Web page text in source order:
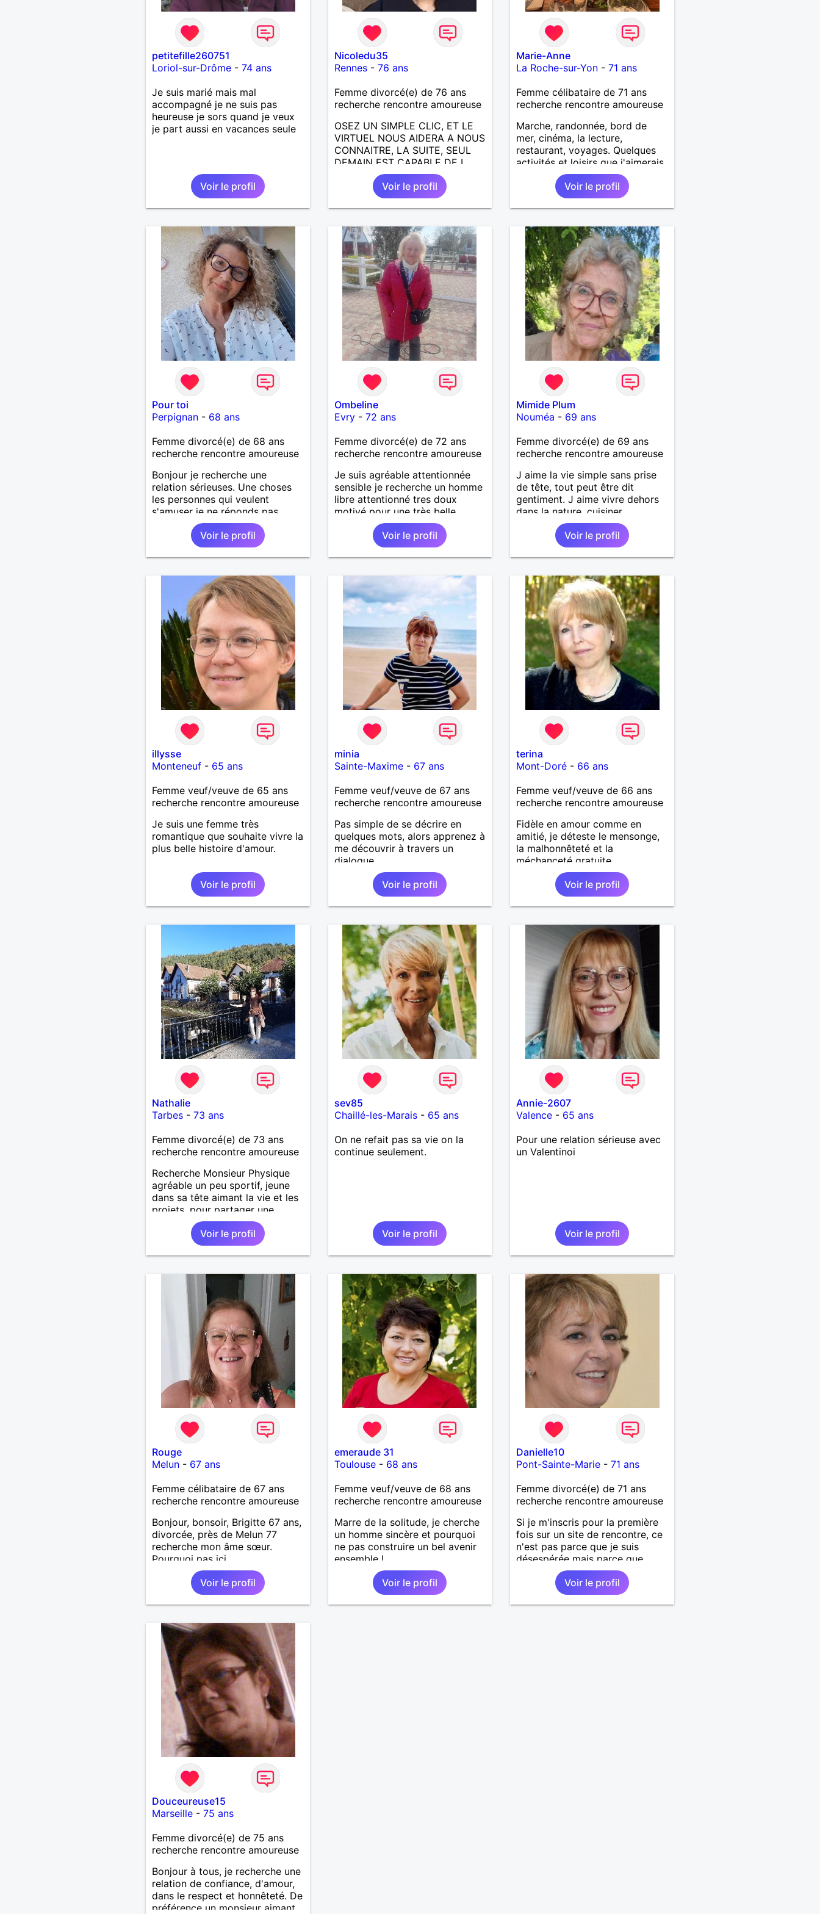
petitefille260751
Loriol-sur-Drôme- 74 ans
Je suis marié mais mal
accompagné je ne suis pas
heureuse je sors quand je veux
je part aussi en vacances seule
Voir le profil
Nicoledu35
Rennes- 76 ans
Femme divorcé(e) de 76 ans
recherche rencontre amoureuse
OSEZ UN SIMPLE CLIC, ET LE
VIRTUEL NOUS AIDERA A NOUS
CONNAITRE, LA SUITE, SEUL
DEMAIN EST CAPABLE DE L
ECRIRE; J AIMERAIS
RENCONTRER, LA COMPLICITE,
LE PARTAGE DES BELLES
CHOSES DE LA VIE : BALADES,
AILLEURS. ETRE A L ECOUTE
DE L AUTRE, ET LA VIE SERA
PLUS BELLE
ENCORE.....................
Voir le profil
Marie-Anne
La Roche-sur-Yon -71 ans
Femme célibataire de 71 ans
recherche rencontre amoureuse
Marche, randonnée, bord de
mer, cinéma, la lecture,
restaurant, voyages. Quelques
activités et loisirs que j'aimerais
partager ainsi que les vôtres.
Recevoir mes enfants, mes
petits-enfants et mes amis.
Bénévolat auprès des enfants à
indépendant... Se rencontrer,
être à l’écoute, échanger avec
une personne de confiance,
pour une vie de partage, de
tendresse. Les voyages et où
randonnées en France ou à
l'étranger à deux en dehors des
sentiers battus me raviraient. Je
m'engage à répondre à votre
message. Au plaisir de vous lire.
Voir le profil
Pour toi
Perpignan- 68 ans
Femme divorcé(e) de 68 ans
recherche rencontre amoureuse
Bonjour je recherche une
relation sérieuses. Une choses
les personnes qui veulent
s'amuser je ne réponds pas....
Voir le profil
Ombeline
Evry- 72 ans
Femme divorcé(e) de 72 ans
recherche rencontre amoureuse
Je suis agréable attentionnée
sensible je recherche un homme
libre attentionné tres doux
motivé pour une très belle
longue histoire sérieuse et
Voir le profil
Mimide Plum
Nouméa - 69 ans
Femme divorcé(e) de 69 ans
recherche rencontre amoureuse
J aime la vie simple sans prise
de tête, tout peut être dit
gentiment. J aime vivre dehors
dans la nature, cuisiner,
randonner, camper, voyager,
découvrir, comprendre des
nouveaux trucs techniques et
sur la vie des êtres vivants. J
bois pratiquement pas d alcool,
je fume rarement, je ris souvent.
Je cherche un vrai amoureux
pour continuer à profiter de la
vie mais à deux. Je peux tout
faire toute seule, mais j en ai
marre je veux partagé et rigoler
Voir le profil
illysse
Monteneuf- 65 ans
Femme veuf/veuve de 65 ans
recherche rencontre amoureuse
Je suis une femme très
romantique que souhaite vivre la
plus belle histoire d'amour.
Voir le profil
minia
Sainte-Maxime- 67 ans
Femme veuf/veuve de 67 ans
recherche rencontre amoureuse
Pas simple de se décrire en
quelques mots, alors apprenez à
me découvrir à travers un
dialogue.
Voir le profil
terina
Mont-Doré - 66 ans
Femme veuf/veuve de 66 ans
recherche rencontre amoureuse
Fidèle en amour comme en
amitié, je déteste le mensonge,
la malhonnêteté et la
méchanceté gratuite.
Voir le profil
Nathalie
Tarbes- 73 ans
Femme divorcé(e) de 73 ans
recherche rencontre amoureuse
Recherche Monsieur Physique
agréable un peu sportif, jeune
dans sa tête aimant la vie et les
projets, pour partager une
relation sérieuse basée sur la
confiance je vous espère J.J
Voir le profil
sev85
Chaillé-les-Marais- 65 ans
On ne refait pas sa vie on la
continue seulement.
Voir le profil
Annie-2607
Valence - 65 ans
Pour une relation sérieuse avec
un Valentinoi
Voir le profil
Rouge
Melun- 67 ans
Femme célibataire de 67 ans
recherche rencontre amoureuse
Bonjour, bonsoir, Brigitte 67 ans,
divorcée, près de Melun 77
recherche mon âme sœur.
Pourquoi pas ici.
Voir le profil
emeraude 31
Toulouse- 68 ans
Femme veuf/veuve de 68 ans
recherche rencontre amoureuse
Marre de la solitude, je cherche
un homme sincère et pourquoi
ne pas construire un bel avenir
ensemble !
Voir le profil
Danielle10
Pont-Sainte-Marie -71 ans
Femme divorcé(e) de 71 ans
recherche rencontre amoureuse
Si je m'inscris pour la première
fois sur un site de rencontre, ce
n'est pas parce que je suis
désespérée mais parce que
j'aimerais bien pouvoir
m'appuyer sur une épaule
quelques fois, pouvoir
communiquer dans la complicité
Voir le profil
Douceureuse15
Marseille- 75 ans
Femme divorcé(e) de 75 ans
recherche rencontre amoureuse
Bonjour à tous, je recherche une
relation de confiance, d'amour,
dans le respect et honnêteté. De
préférence un monsieur aimant